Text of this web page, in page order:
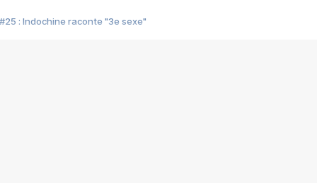
#25 : Indochine raconte "3e sexe"